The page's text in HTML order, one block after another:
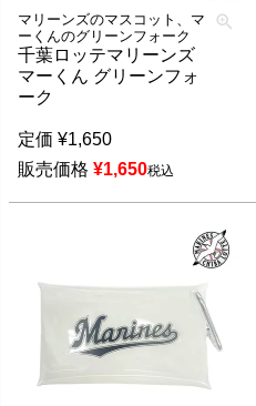
マリーンズのマスコット、マ
ーくんのグリーンフォーク
千葉ロッテマリーンズ
マーくん グリーンフォ
ーク
定価 ¥1,650
販売価格 ¥1,650税込